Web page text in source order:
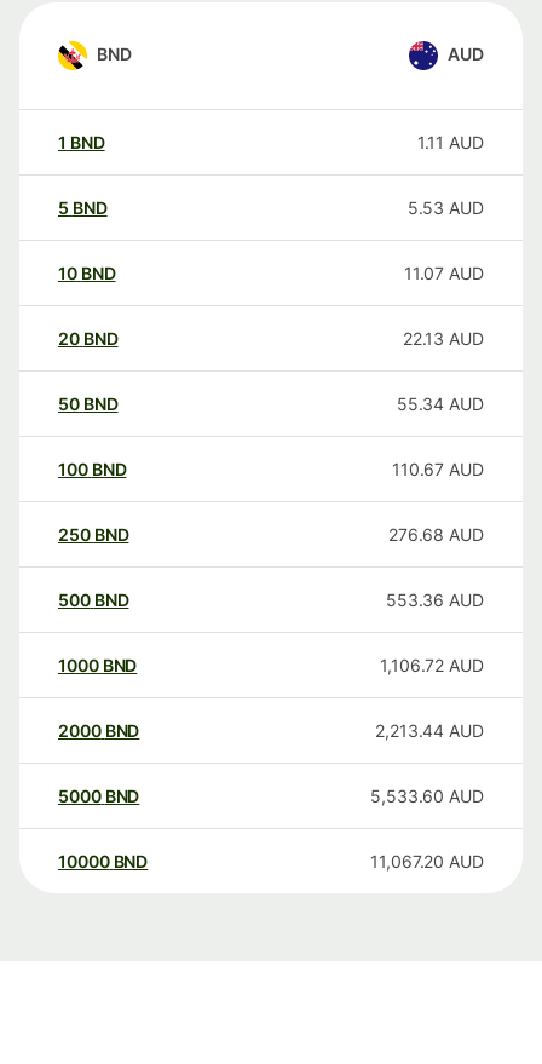
BND AUD
1 BND 1.11 AUD
5 BND 5.53 AUD
10 BND 11.07 AUD
20 BND 22.13 AUD
50 BND 55.34 AUD
100 BND 110.67 AUD
250 BND 276.68 AUD
500 BND 553.36 AUD
1000 BND 1,106.72 AUD
2000 BND 2,213.44 AUD
5000 BND 5,533.60 AUD
10000 BND 11,067.20 AUD